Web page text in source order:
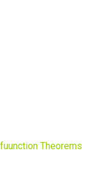
Theorems